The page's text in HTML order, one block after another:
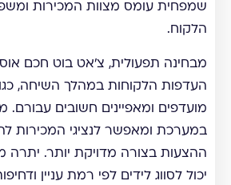
שמפחית עומס מצוות המכירות
הלקוח.
מבחינה תפעולית, צ'אט בוט חכם
העדפות הלקוחות במהלך השיחה,
מועדפים ומאפיינים חשובים עבורם.
במערכת ומאפשר לנציגי המכירות
ההצעות בצורה מדויקת יותר. יתרה
יכול לסווג לידים לפי רמת עניין